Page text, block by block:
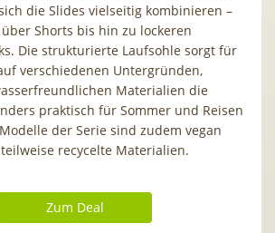
die Slides vielseitig kombinieren –
Shorts bis hin zu lockeren
Die strukturierte Laufsohle sorgt für
verschiedenen Untergründen,
Materialien die
praktisch für Sommer und Reisen
der Serie sind zudem vegan
recycelte Materialien.
Zum Deal